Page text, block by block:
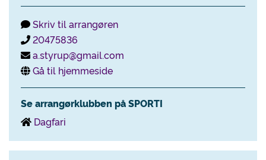
Skriv til arrangøren
20475836
a.styrup@gmail.com
Gå til hjemmeside
Se arrangørklubben på SPORTI
Dagfari